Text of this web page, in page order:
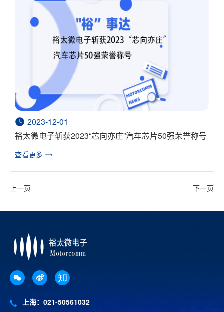
2023-12-01
裕太微电子斩获2023“芯向亦庄”汽车芯片50强荣誉称号
查看更多
上一页 下一页
上海：021-50561032